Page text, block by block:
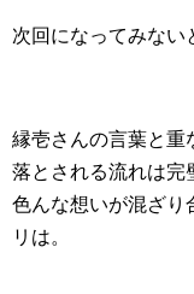
次回になってみない
縁壱さんの言葉と重
落とされる流れは完
色んな想いが混ざり
リは。